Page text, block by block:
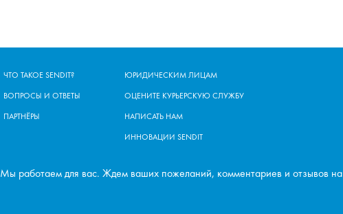
ЧТО ТАКОЕ SENDIT?
ВОПРОСЫ И ОТВЕТЫ
ПАРТНЁРЫ
ЮРИДИЧЕСКИМ ЛИЦАМ
ОЦЕНИТЕ КУРЬЕРСКУЮ СЛУЖБУ
НАПИСАТЬ НАМ
ИННОВАЦИИ SENDIT
Мы работаем для вас. Ждем ваших пожеланий, комментариев и отзывов на